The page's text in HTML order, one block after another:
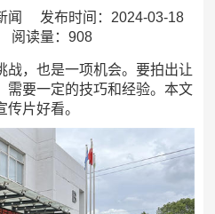
闻 发布时间：2024-03-18
阅读量：908
战，也是一项机会。要拍出让
需要一定的技巧和经验。本文
片好看。